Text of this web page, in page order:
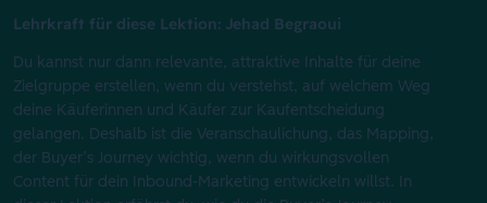
Lehrkraft für diese Lektion: Jehad Begraoui
Du kannst nur dann relevante, attraktive Inhalte für deine
Zielgruppe erstellen, wenn du verstehst, auf welchem Weg
deine Käuferinnen und Käufer zur Kaufentscheidung
gelangen. Deshalb ist die Veranschaulichung, das Mapping,
der Buyer’s Journey wichtig, wenn du wirkungsvollen
Content für dein Inbound-Marketing entwickeln willst. In